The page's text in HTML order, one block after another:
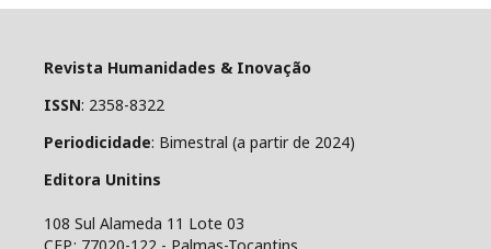
Revista Humanidades & Inovação
ISSN: 2358-8322
Periodicidade: Bimestral (a partir de 2024)
Editora Unitins
108 Sul Alameda 11 Lote 03
CEP.: 77020-122 - Palmas-Tocantins